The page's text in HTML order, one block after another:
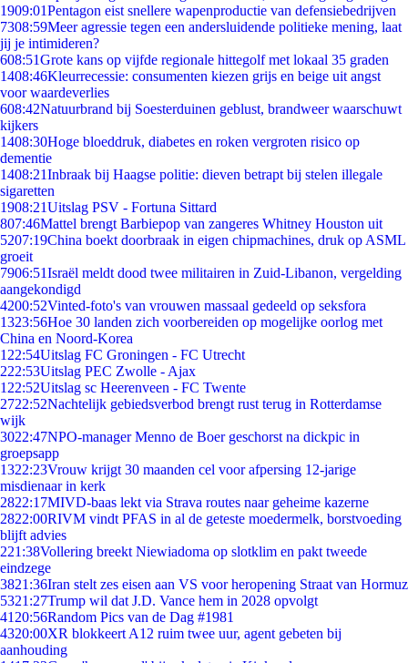
1909:01Pentagon eist snellere wapenproductie van defensiebedrijven
7308:59Meer agressie tegen een andersluidende politieke mening, laat
jij je intimideren?
608:51Grote kans op vijfde regionale hittegolf met lokaal 35 graden
1408:46Kleurrecessie: consumenten kiezen grijs en beige uit angst
voor waardeverlies
608:42Natuurbrand bij Soesterduinen geblust, brandweer waarschuwt
kijkers
1408:30Hoge bloeddruk, diabetes en roken vergroten risico op
dementie
1408:21Inbraak bij Haagse politie: dieven betrapt bij stelen illegale
sigaretten
1908:21Uitslag PSV - Fortuna Sittard
807:46Mattel brengt Barbiepop van zangeres Whitney Houston uit
5207:19China boekt doorbraak in eigen chipmachines, druk op ASML
groeit
7906:51Israël meldt dood twee militairen in Zuid-Libanon, vergelding
aangekondigd
4200:52Vinted-foto's van vrouwen massaal gedeeld op seksfora
1323:56Hoe 30 landen zich voorbereiden op mogelijke oorlog met
China en Noord-Korea
1 22:54Uitslag FC Groningen - FC Utrecht
222:53Uitslag PEC Zwolle - Ajax
1 22:52Uitslag sc Heerenveen - FC Twente
2722:52Nachtelijk gebiedsverbod brengt rust terug in Rotterdamse
wijk
3022:47NPO-manager Menno de Boer geschorst na dickpic in
groepsapp
1322:23Vrouw krijgt 30 maanden cel voor afpersing 12-jarige
misdienaar in kerk
2822:17MIVD-baas lekt via Strava routes naar geheime kazerne
2822:00RIVM vindt PFAS in al de geteste moedermelk, borstvoeding
blijft advies
221:38Vollering breekt Niewiadoma op slotklim en pakt tweede
eindzege
3821:36Iran stelt zes eisen aan VS voor heropening Straat van Hormuz
5321:27Trump wil dat J.D. Vance hem in 2028 opvolgt
41 20:56Random Pics van de Dag #1981
4320:00XR blokkeert A12 ruim twee uur, agent gebeten bij
aanhouding